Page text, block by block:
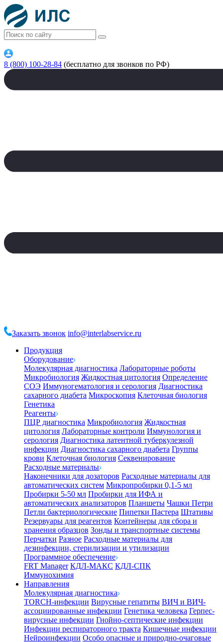
8 (800) 100-28-84 (бесплатно для звонков по РФ)
Заказать звонок info@interlabservice.ru
Продукция
Оборудование
Молекулярная диагностика Лабораторные роботы
Микробиология Жидкостная цитология Определение
СОЭ Иммуногематология и серология Диагностика
сахарного диабета Микроскопия Клеточная биология
Генетика
Реагенты
ПЦР диагностика Микробиология Жидкостная
цитология Лабораторные контроли Иммунология и
серология Диагностика латентной туберкулезной
инфекции Диагностика сахарного диабета Группы
крови Клеточная биология Секвенирование
Расходные материалы
Наконечники для дозаторов Расходные материалы для
автоматических систем Микропробирки 0,1-5 мл
Пробирки 5-50 мл Пробирки для ИФА и
автоматических анализаторов Планшеты Чашки Петри
Петли бактериологические Пипетки Пастера Штативы
Резервуары для реагентов Контейнеры для сбора и
хранения образцов Зонды и транспортные системы
Перчатки Разное Расходные материалы для
дезинфекции, стерилизации и утилизации
Программное обеспечение
FRT Manager КДЛ-МАКС КДЛ-СПК
Иммунохимия
Направления
Молекулярная диагностика
TORCH-инфекции Вирусные гепатиты ВИЧ и ВИЧ-
ассоциированные инфекции Генетика человека Герпес-
вирусные инфекции Гнойно-септические инфекции
Инфекции респираторного тракта Кишечные инфекции
Нейроинфекции Особо опасные и природно-очаговые